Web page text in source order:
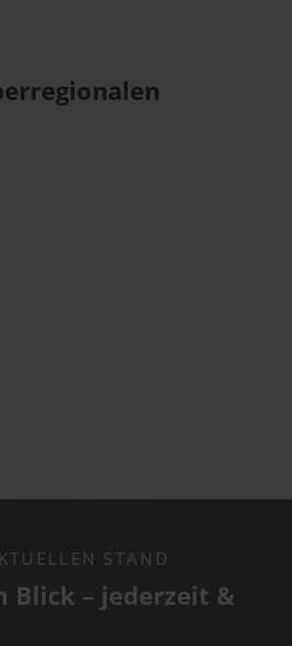
STAND
Blick – jederzeit &